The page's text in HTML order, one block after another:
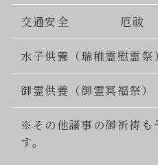
交通安全 厄祓
水子供養（瑞稚霊慰霊祭）
御霊供養（御霊冥福祭）
※その他諸事の御祈祷も
す。